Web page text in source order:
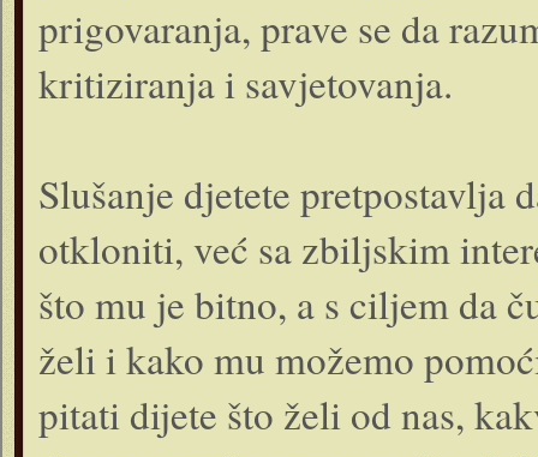
prigovaranja, prave se da
kritiziranja i savjetovanja.
Slušanje djetete pretpostavlja
otkloniti, već sa zbiljskim
što mu je bitno, a s ciljem da
želi i kako mu možemo
pitati dijete što želi od nas,